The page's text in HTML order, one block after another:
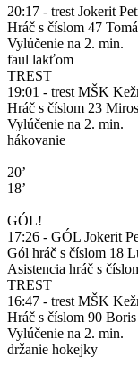
20:17 - trest Jokerit
Hráč s číslom 47
Vylúčenie na 2. min.
faul lakťom
TREST
19:01 - trest MŠK
Hráč s číslom 23
Vylúčenie na 2. min.
hákovanie
20’
18’
GÓL!
17:26 - GÓL Jokerit
Gól hráč s číslom 18
Asistencia hráč s
TREST
16:47 - trest MŠK
Hráč s číslom 90
Vylúčenie na 2. min.
držanie hokejky